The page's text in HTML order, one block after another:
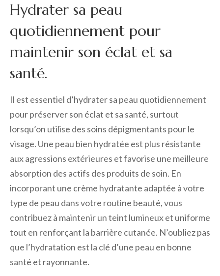
Hydrater sa peau
quotidiennement pour
maintenir son éclat et sa
santé.
Il est essentiel d’hydrater sa peau quotidiennement
pour préserver son éclat et sa santé, surtout
lorsqu’on utilise des soins dépigmentants pour le
visage. Une peau bien hydratée est plus résistante
aux agressions extérieures et favorise une meilleure
absorption des actifs des produits de soin. En
incorporant une crème hydratante adaptée à votre
type de peau dans votre routine beauté, vous
contribuez à maintenir un teint lumineux et uniforme
tout en renforçant la barrière cutanée. N’oubliez pas
que l’hydratation est la clé d’une peau en bonne
santé et rayonnante.